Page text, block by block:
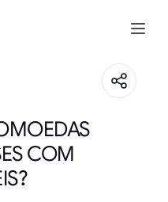
COM